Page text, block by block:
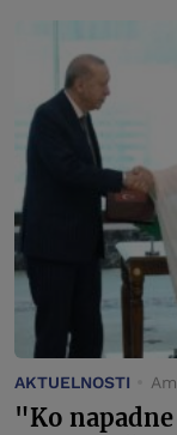
AKTUELNOSTI
"Ko